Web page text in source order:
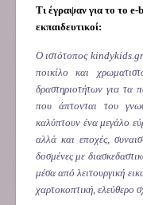
Τι έγραψαν για το το e-
εκπαιδευτικοί:
Ο ιστότοπος kindykids.gr
ποικίλο και
δραστηριοτήτων για τα
που άπτονται του
καλύπτουν ένα μεγάλο
αλλά και εποχές,
δοσμένες με
μέσα από λειτουργική
χαρτοκοπτική, ελεύθερο